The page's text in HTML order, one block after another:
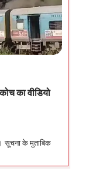
का वीडियो
सूचना के मुताबिक